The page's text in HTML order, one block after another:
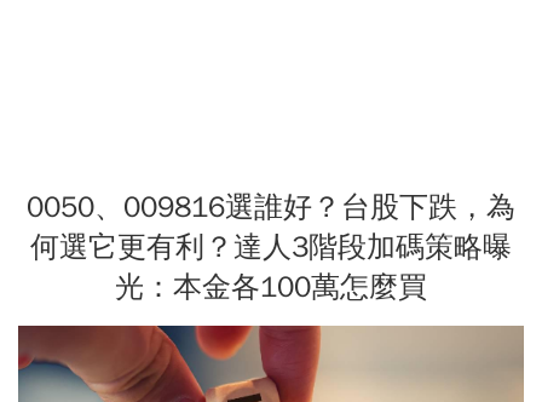
0050、009816選誰好？台股下跌，為
何選它更有利？達人3階段加碼策略曝
光：本金各100萬怎麼買